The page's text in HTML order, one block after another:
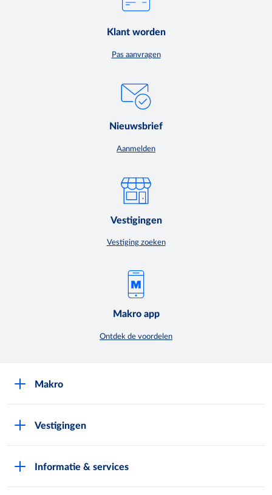
Klant worden
Pas aanvragen
Nieuwsbrief
Aanmelden
Vestigingen
Vestiging zoeken
Makro app
Ontdek de voordelen
Makro
Vestigingen
Informatie & services